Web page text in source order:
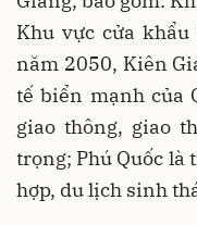
Khu vực cửa
năm 2050, Kiên
tế biển mạnh của
giao thông, giao
trọng; Phú Quốc
hợp, du lịch sinh